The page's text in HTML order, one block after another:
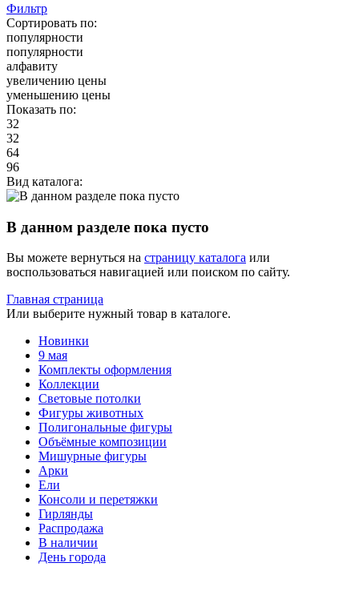
Фильтр
Сортировать по:
популярности
популярности
алфавиту
увеличению цены
уменьшению цены
Показать по:
32
32
64
96
Вид каталога:
В данном разделе пока пусто
Вы можете вернуться на страницу каталога или
воспользоваться навигацией или поиском по сайту.
Главная страница
Или выберите нужный товар в каталоге.
Новинки
9 мая
Комплекты оформления
Коллекции
Световые потолки
Фигуры животных
Полигональные фигуры
Объёмные композиции
Мишурные фигуры
Арки
Ели
Консоли и перетяжки
Гирлянды
Распродажа
В наличии
День города